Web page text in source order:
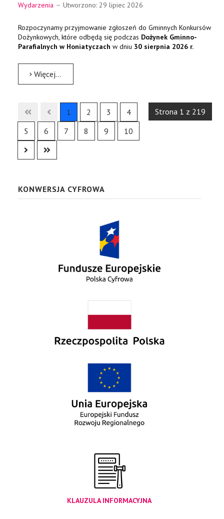
Wydarzenia Utworzono: 29 lipiec 2026
Rozpoczynamy przyjmowanie zgłoszeń do Gminnych Konkursów
Dożynkowych, które odbędą się podczas Dożynek Gminno-
Parafialnych w Honiatyczach w dniu 30 sierpnia 2026 r.
Więcej…
Strona 1 z 219
1 2 3
4
5
6 7 8 9 10
KONWERSJA CYFROWA
KLAUZULA INFORMACYJNA